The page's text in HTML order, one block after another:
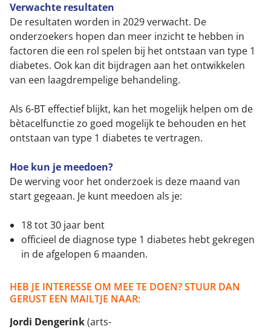
Verwachte resultaten
De resultaten worden in 2029 verwacht. De
onderzoekers hopen dan meer inzicht te hebben in
factoren die een rol spelen bij het ontstaan van type 1
diabetes. Ook kan dit bijdragen aan het ontwikkelen
van een laagdrempelige behandeling.
Als 6-BT effectief blijkt, kan het mogelijk helpen om de
bètacelfunctie zo goed mogelijk te behouden en het
ontstaan van type 1 diabetes te vertragen.
Hoe kun je meedoen?
De werving voor het onderzoek is deze maand van
start gegeaan. Je kunt meedoen als je:
18 tot 30 jaar bent
officieel de diagnose type 1 diabetes hebt gekregen
in de afgelopen 6 maanden.
HEB JE INTERESSE OM MEE TE DOEN? STUUR DAN
GERUST EEN MAILTJE NAAR:
Jordi Dengerink(arts-